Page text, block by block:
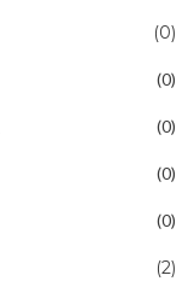
(0)
(0)
(0)
(0)
(0)
(2)